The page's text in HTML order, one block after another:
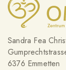
Sandra Fea
6376 Emmetten